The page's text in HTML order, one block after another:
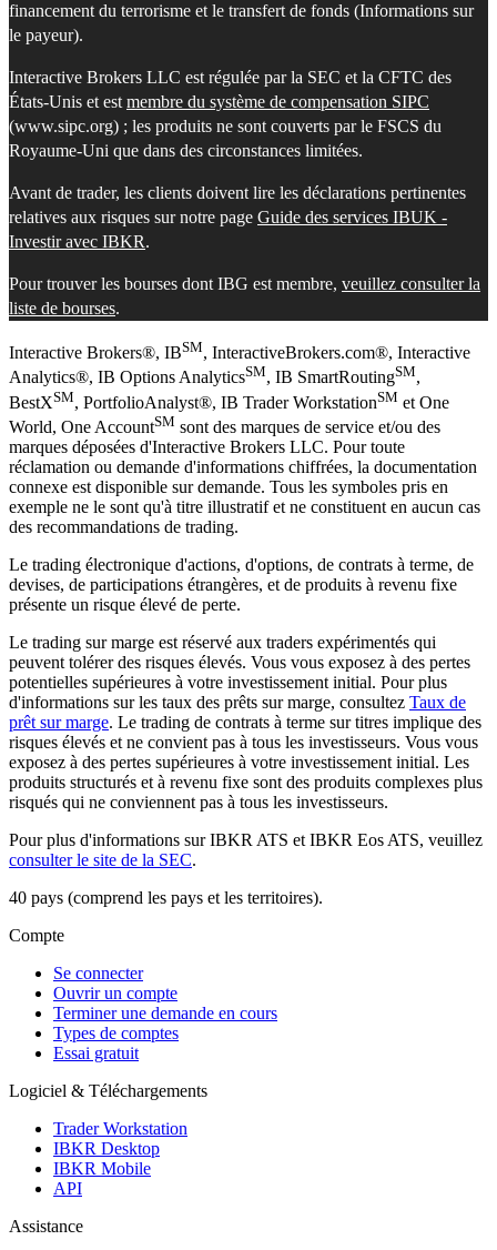
financement du terrorisme et le transfert de fonds (Informations sur
le payeur).
Interactive Brokers LLC est régulée par la SEC et la CFTC des
États-Unis et est membre du système de compensation SIPC
(www.sipc.org) ; les produits ne sont couverts par le FSCS du
Royaume-Uni que dans des circonstances limitées.
Avant de trader, les clients doivent lire les déclarations pertinentes
relatives aux risques sur notre page Guide des services IBUK -
Investir avec IBKR.
Pour trouver les bourses dont IBG est membre, veuillez consulter la
liste de bourses.
Interactive Brokers®, IBSM, InteractiveBrokers.com®, Interactive
Analytics®, IB Options AnalyticsSM, IB SmartRoutingSM,
BestXSM, PortfolioAnalyst®, IB Trader WorkstationSM et One
World, One AccountSM sont des marques de service et/ou des
marques déposées d'Interactive Brokers LLC. Pour toute
réclamation ou demande d'informations chiffrées, la documentation
connexe est disponible sur demande. Tous les symboles pris en
exemple ne le sont qu'à titre illustratif et ne constituent en aucun cas
des recommandations de trading.
Le trading électronique d'actions, d'options, de contrats à terme, de
devises, de participations étrangères, et de produits à revenu fixe
présente un risque élevé de perte.
Le trading sur marge est réservé aux traders expérimentés qui
peuvent tolérer des risques élevés. Vous vous exposez à des pertes
potentielles supérieures à votre investissement initial. Pour plus
d'informations sur les taux des prêts sur marge, consultez Taux de
prêt sur marge. Le trading de contrats à terme sur titres implique des
risques élevés et ne convient pas à tous les investisseurs. Vous vous
exposez à des pertes supérieures à votre investissement initial. Les
produits structurés et à revenu fixe sont des produits complexes plus
risqués qui ne conviennent pas à tous les investisseurs.
Pour plus d'informations sur IBKR ATS et IBKR Eos ATS, veuillez
consulter le site de la SEC.
40 pays (comprend les pays et les territoires).
Compte
Se connecter
Ouvrir un compte
Terminer une demande en cours
Types de comptes
Essai gratuit
Logiciel & Téléchargements
Trader Workstation
IBKR Desktop
IBKR Mobile
API
Assistance